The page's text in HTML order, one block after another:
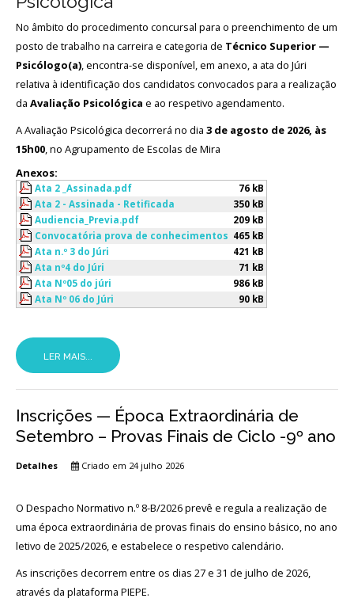
No âmbito do procedimento concursal para o preenchimento de um
posto de trabalho na carreira e categoria de Técnico Superior —
Psicólogo(a), encontra-se disponível, em anexo, a ata do Júri
relativa à identificação dos candidatos convocados para a realização
da Avaliação Psicológica e ao respetivo agendamento.
A Avaliação Psicológica decorrerá no dia 3 de agosto de 2026, às
15h00, no Agrupamento de Escolas de Mira
Anexos:
Ata 2 _Assinada.pdf
76 kB
Ata 2 - Assinada - Retificada
350 kB
Audiencia_Previa.pdf
209 kB
Convocatória prova de conhecimentos 465 kB
Ata n.º 3 do Júri
421 kB
Ata nº4 do Júri
71 kB
Ata Nº05 do júri
986 kB
Ata Nº 06 do Júri
90 kB
LER MAIS...
Inscrições — Época Extraordinária de
Setembro – Provas Finais de Ciclo -9º ano
Detalhes Criado em 24 julho 2026
O Despacho Normativo n.º 8-B/2026 prevê e regula a realização de
uma época extraordinária de provas finais do ensino básico, no ano
letivo de 2025/2026, e estabelece o respetivo calendário.
As inscrições decorrem entre os dias 27 e 31 de julho de 2026,
através da plataforma PIEPE.